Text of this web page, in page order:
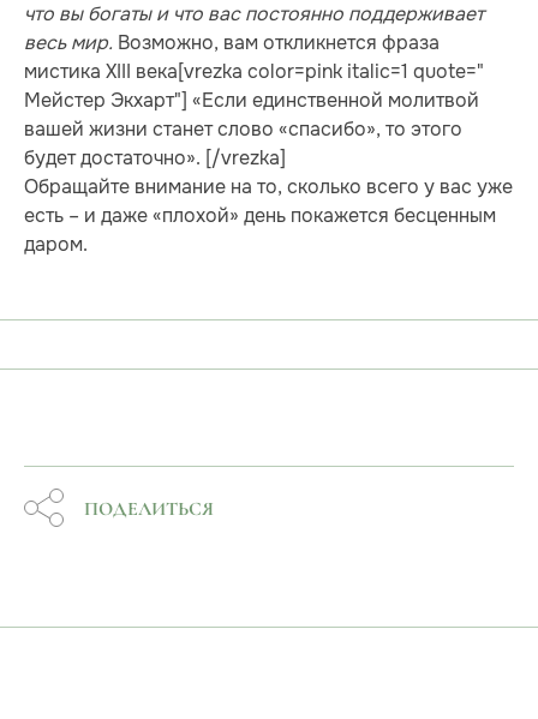
что вы богаты и что вас постоянно поддерживает
весь мир. Возможно, вам откликнется фраза
мистика XIII века[vrezka color=pink italic=1 quote="
Мейстер Экхарт"] «Если единственной молитвой
вашей жизни станет слово «спасибо», то этого
будет достаточно». [/vrezka]
Обращайте внимание на то, сколько всего у вас уже
есть – и даже «плохой» день покажется бесценным
даром.
ПОДЕЛИТЬСЯ